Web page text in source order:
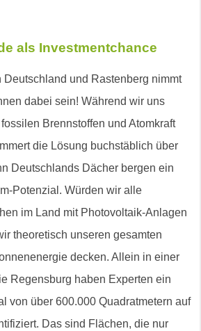
als Investmentchance
und Rastenberg nimmt
dabei sein! Während wir uns
Brennstoffen und Atomkraft
die Lösung buchstäblich über
Deutschlands Dächer bergen ein
Potenzial. Würden wir alle
im Land mit Photovoltaik-Anlagen
theoretisch unseren gesamten
decken. Allein in einer
Regensburg haben Experten ein
von über 600.000 Quadratmetern auf
Das sind Flächen, die nur